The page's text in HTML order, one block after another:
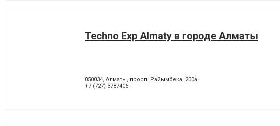
Techno Exp Almaty в городе Алматы
050034, Алматы, просп. Райымбека, 200а
+7 (727) 3787406